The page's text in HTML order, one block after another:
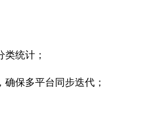
类统计；
保多平台同步迭代；